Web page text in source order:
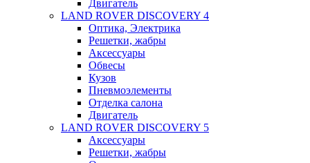
Двигатель
LAND ROVER DISCOVERY 4
Оптика, Электрика
Решетки, жабры
Аксессуары
Обвесы
Кузов
Пневмоэлементы
Отделка салона
Двигатель
LAND ROVER DISCOVERY 5
Аксессуары
Решетки, жабры